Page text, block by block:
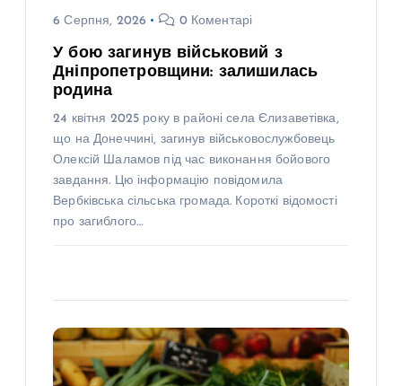
6 Серпня, 2026 0 Коментарі
У бою загинув військовий з
Дніпропетровщини: залишилась
родина
24 квітня 2025 року в районі села Єлизаветівка,
що на Донеччині, загинув військовослужбовець
Олексій Шаламов під час виконання бойового
завдання. Цю інформацію повідомила
Вербківська сільська громада. Короткі відомості
про загиблого…